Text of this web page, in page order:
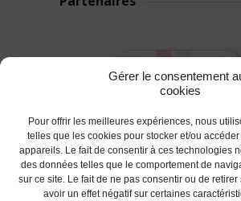
Gérer le consentement
cookies
Pour offrir les meilleures expériences, nous
telles que les cookies pour stocker et/ou
appareils. Le fait de consentir à ces technologies
des données telles que le comportement de
sur ce site. Le fait de ne pas consentir ou de
avoir un effet négatif sur certaines